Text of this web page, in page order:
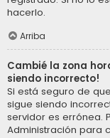
hacerlo.
Arriba
Cambié la zona
siendo incorrecto!
Si está seguro de
sigue siendo
servidor es errónea.
Administración para